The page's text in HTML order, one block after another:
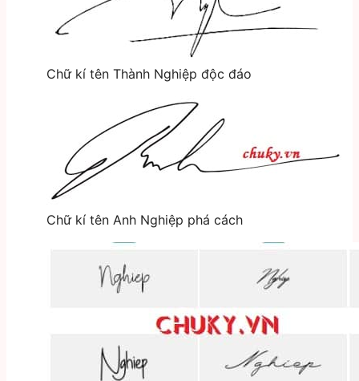
Chữ kí tên Thành Nghiệp độc đáo
Chữ kí tên Anh Nghiệp phá cách